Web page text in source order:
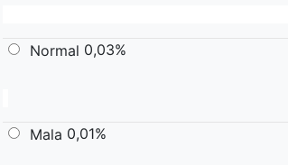
Normal 0,03%
Mala 0,01%